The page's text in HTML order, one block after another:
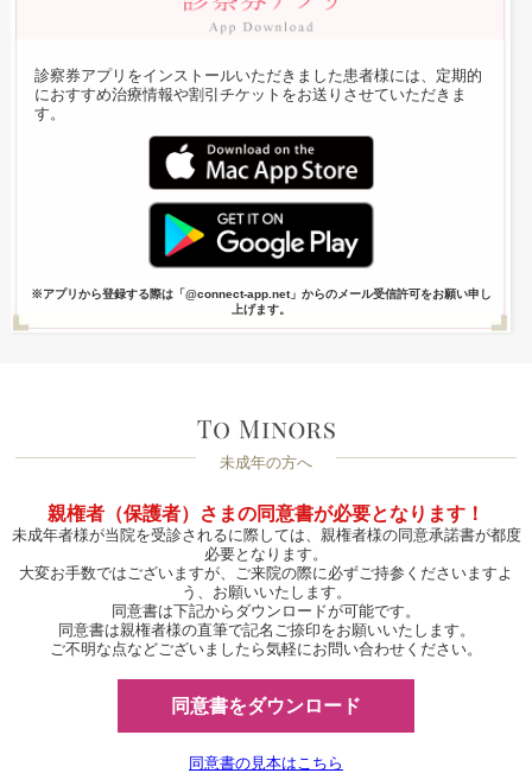
診察券アプリをインストールいただきました患者様には、定期的
におすすめ治療情報や割引チケットをお送りさせていただきま
す。
※アプリから登録する際は「@connect-app.net」からのメール受信許可をお願い申し
上げます。
未成年の方へ
親権者（保護者）さまの同意書が必要となります！
未成年者様が当院を受診されるに際しては、親権者様の同意承諾書が都度
必要となります。
大変お手数ではございますが、ご来院の際に必ずご持参くださいますよ
う、お願いいたします。
同意書は下記からダウンロードが可能です。
同意書は親権者様の直筆で記名ご捺印をお願いいたします。
ご不明な点などございましたら気軽にお問い合わせください。
同意書をダウンロード
同意書の見本はこちら